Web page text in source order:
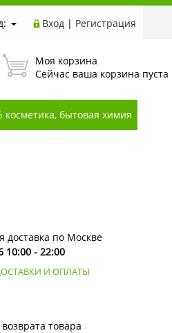
Вход | Регистрация
Моя корзина
Сейчас ваша корзина пуста
бытовая химия
доставка по Москве
10:00 - 22:00
И ОПЛАТЫ
товара